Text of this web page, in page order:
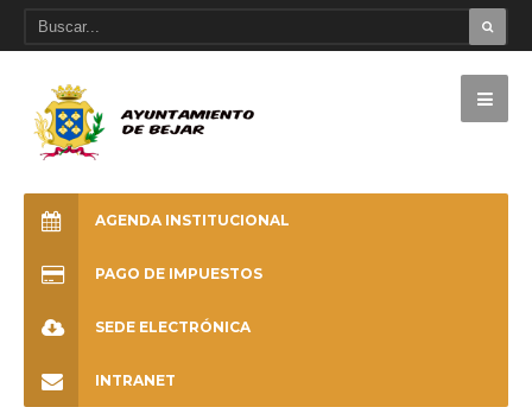
AGENDA INSTITUCIONAL
PAGO DE IMPUESTOS
SEDE ELECTRÓNICA
INTRANET